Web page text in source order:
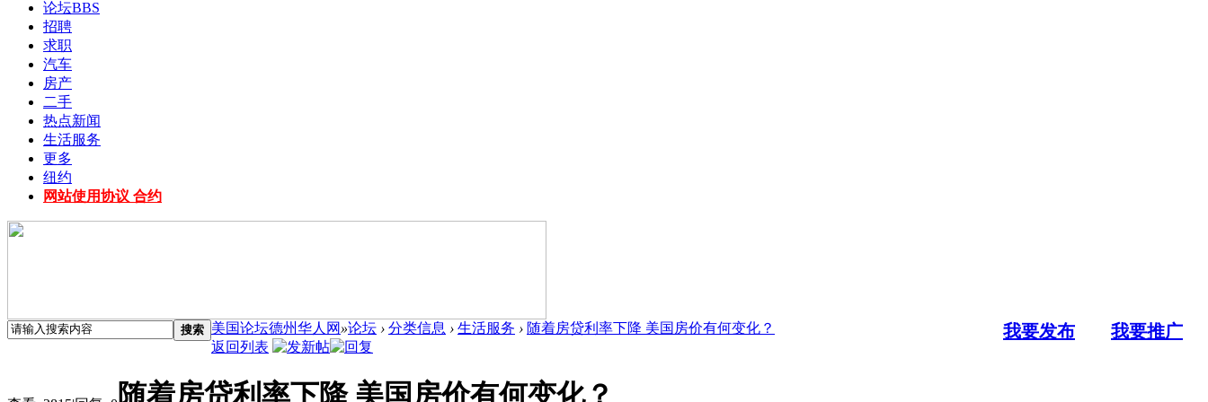
论坛BBS
招聘
求职
汽车
房产
二手
热点新闻
生活服务
更多
纽约
网站使用协议 合约
搜索 我要发布 我要推广
美国论坛德州华人网 »论坛 › 分类信息 › 生活服务 › 随着房贷利率下降 美国房价有何变化？
返回列表
随着房贷利率下降 美国房价有何变化？